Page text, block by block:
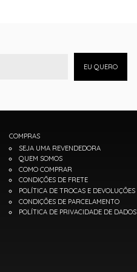
EU QUERO
COMPRAS
SEJA UMA REVENDEDORA
QUEM SOMOS
COMO COMPRAR
CONDIÇÕES DE FRETE
POLÍTICA DE TROCAS E DEVOLUÇÕES
CONDIÇÕES DE PARCELAMENTO
POLÍTICA DE PRIVACIDADE DE DADOS